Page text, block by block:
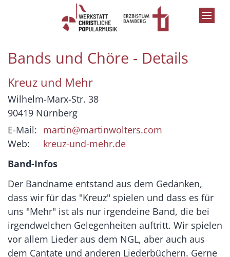
Zum Inhalt springen
Bands und Chöre - Details
Kreuz und Mehr
Wilhelm-Marx-Str. 38
90419 Nürnberg
E-Mail: martin@martinwolters.com
Web:
kreuz-und-mehr.de
Band-Infos
Der Bandname entstand aus dem Gedanken,
dass wir für das "Kreuz" spielen und dass es für
uns "Mehr" ist als nur irgendeine Band, die bei
irgendwelchen Gelegenheiten auftritt. Wir spielen
vor allem Lieder aus dem NGL, aber auch aus
dem Cantate und anderen Liederbüchern. Gerne